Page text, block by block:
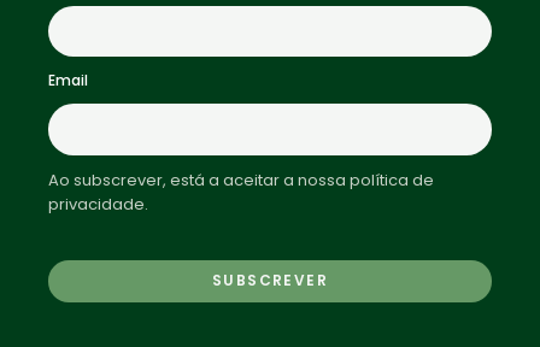
Email
Ao subscrever, está a aceitar a nossa política de
privacidade.